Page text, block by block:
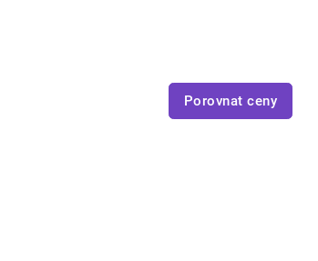
Porovnat ceny